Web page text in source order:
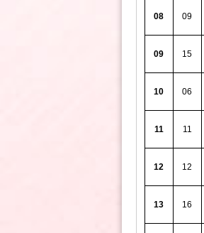
08 09
09 15
10 06
11 11
12 12
13 16